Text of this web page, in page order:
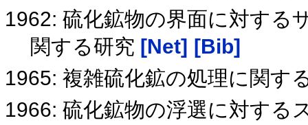
1962: 硫化鉱物の界面に対する
関する研究 [Net] [Bib]
1965: 複雑硫化鉱の処理に関す
1966: 硫化鉱物の浮選に対する